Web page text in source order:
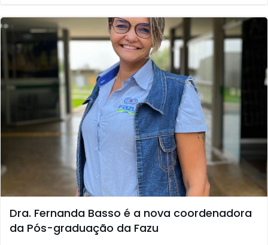
Dra. Fernanda Basso é a nova coordenadora
da Pós-graduação da Fazu